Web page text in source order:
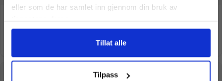
eller som de har samlet inn gjennom din bruk av
Tillat alle
Tilpass
Ja takk, jeg er med
Nei takk! Jeg betaler fullpris